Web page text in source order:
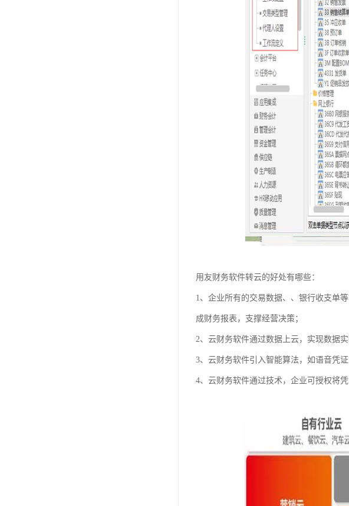
用友财务软件转云的好处有哪些：
1、企业所有的交易数据、、银行收支单
成财务报表，支撑经营决策；
2、云财务软件通过数据上云，实现数据
3、云财务软件引入智能算法，如语音凭
4、云财务软件通过技术，企业可授权将